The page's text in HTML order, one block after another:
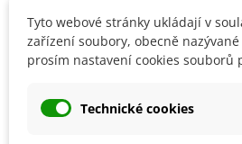
SOUVISEJÍCÍ PRODUKTY
Tyto webové stránky ukládají v
zařízení soubory, obecně
prosím nastavení cookies souborů
Technické cookies